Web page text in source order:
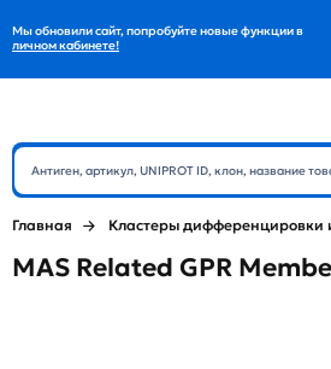
Мы обновили сайт, попробуйте новые функции в
личном кабинете!
Главная Кластеры дифференцировки
MAS Related GPR